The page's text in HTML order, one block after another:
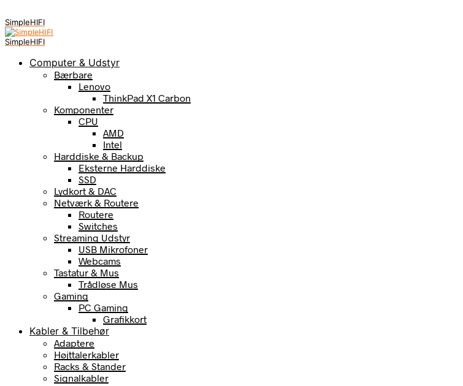
SimpleHIFI
SimpleHIFI
Computer & Udstyr
Bærbare
Lenovo
ThinkPad X1 Carbon
Komponenter
CPU
AMD
Intel
Harddiske & Backup
Eksterne Harddiske
SSD
Lydkort & DAC
Netværk & Routere
Routere
Switches
Streaming Udstyr
USB Mikrofoner
Webcams
Tastatur & Mus
Trådløse Mus
Gaming
PC Gaming
Grafikkort
Kabler & Tilbehør
Adaptere
Højttalerkabler
Racks & Stander
Signalkabler